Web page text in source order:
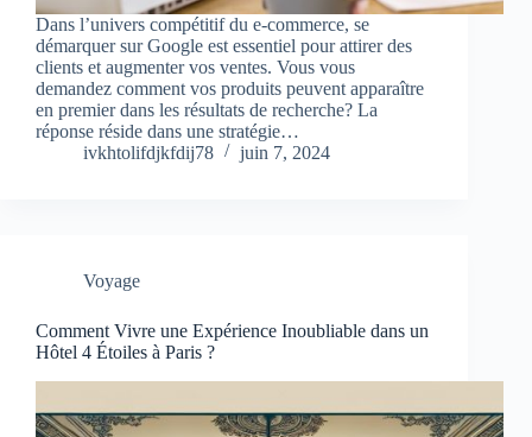
Dans l’univers compétitif du e-commerce, se
démarquer sur Google est essentiel pour attirer des
clients et augmenter vos ventes. Vous vous
demandez comment vos produits peuvent apparaître
en premier dans les résultats de recherche? La
réponse réside dans une stratégie…
ivkhtolifdjkfdij78
juin 7, 2024
Voyage
Comment Vivre une Expérience Inoubliable dans un
Hôtel 4 Étoiles à Paris ?